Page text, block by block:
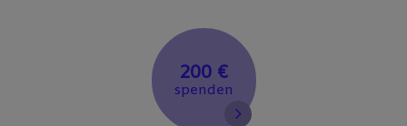
200 €
spenden